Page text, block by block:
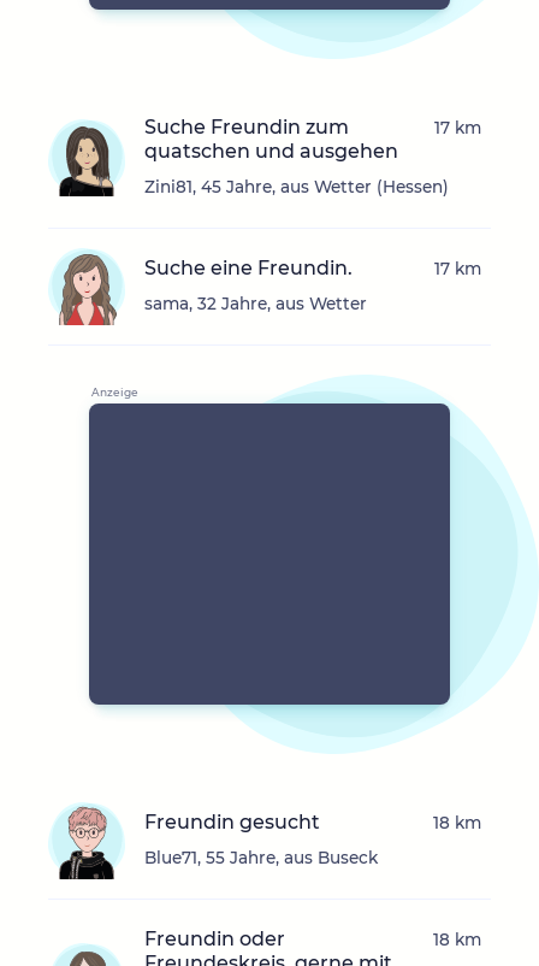
Suche Freundin zum
quatschen und ausgehen
Zini81, 45 Jahre, aus Wetter (Hessen)
17 km
Suche eine Freundin.
sama, 32 Jahre, aus Wetter
17 km
Freundin gesucht
Blue71, 55 Jahre, aus Buseck
18 km
Freundin oder
18 km